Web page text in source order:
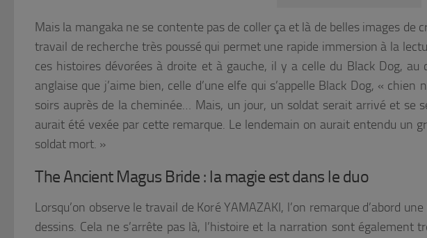
Mais la mangaka ne se contente pas de coller ça et là de belles images
travail de recherche très poussé qui permet une rapide immersion à la
ces histoires dévorées à droite et à gauche, il y a celle du Black Dog, au
anglaise que j’aime bien, celle d’une elfe qui s’appelle Black Dog, «
soirs auprès de la cheminée… Mais, un jour, un soldat serait arrivé et se
aurait été vexée par cette remarque. Le lendemain on aurait entendu un
soldat mort. »
The Ancient Magus Bride : la magie est dans le duo
Lorsqu’on observe le travail de Koré YAMAZAKI, l’on remarque d’abord
dessins. Cela ne s’arrête pas là, l’histoire et la narration sont